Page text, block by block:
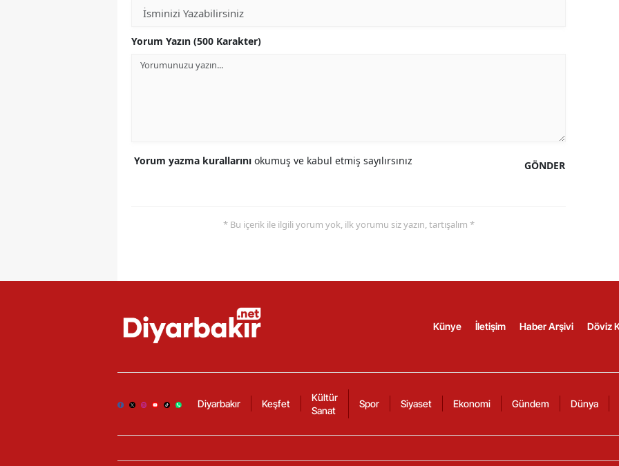
Yorum Yazın (500 Karakter)
GÖNDER
Yorum yazma kurallarını okumuş ve kabul etmiş sayılırsınız
* Bu içerik ile ilgili yorum yok, ilk yorumu siz yazın, tartışalım *
Künye İletişim Haber Arşivi Döviz
Diyarbakır Keşfet
Kültür
Sanat
Spor Siyaset Ekonomi Gündem Dünya